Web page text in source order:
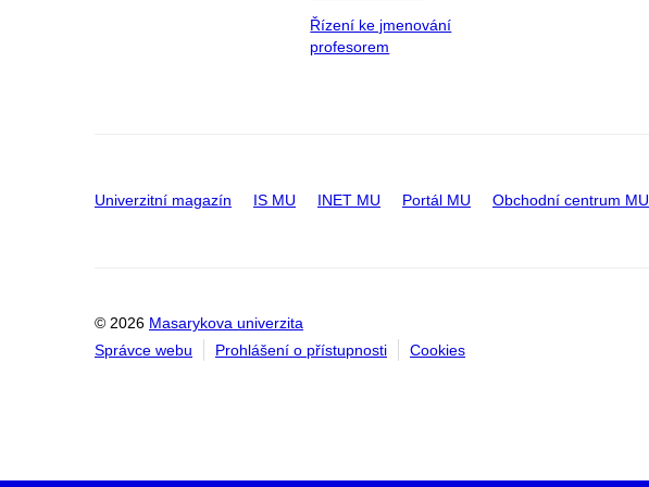
Řízení ke jmenování
profesorem
Univerzitní magazín IS MU INET MU Portál MU Obchodní centrum MU
© 2026 Masarykova univerzita
Správce webu
Prohlášení o přístupnosti Cookies